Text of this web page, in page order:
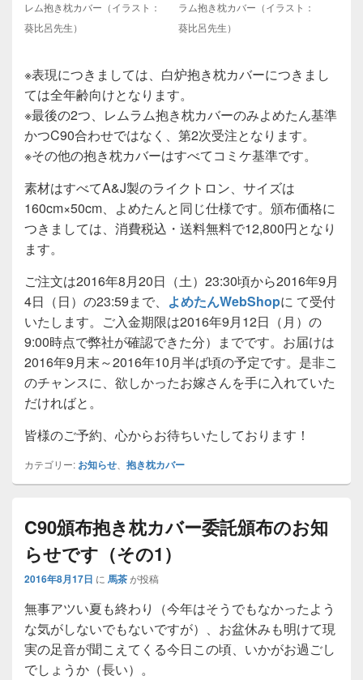
レム抱き枕カバー（イラスト：
葵比呂先生）
ラム抱き枕カバー（イラスト：
葵比呂先生）
※表現につきましては、白炉抱き枕カバーにつきまし
ては全年齢向けとなります。
※最後の2つ、レムラム抱き枕カバーのみよめたん基準
かつC90合わせではなく、第2次受注となります。
※その他の抱き枕カバーはすべてコミケ基準です。
素材はすべてA&J製のライクトロン、サイズは
160cm×50cm、よめたんと同じ仕様です。頒布価格に
つきましては、消費税込・送料無料で12,800円となり
ます。
ご注文は2016年8月20日（土）23:30頃から2016年9月
4日（日）の23:59まで、 よめたんWebShopに て受付
いたします。ご入金期限は2016年9月12日（月）の
9:00時点で弊社が確認できた分）までです。お届けは
2016年9月末～2016年10月半ば頃の予定です。是非こ
のチャンスに、欲しかったお嫁さんを手に入れていた
だければと。
皆様のご予約、心からお待ちいたしております！
カテゴリー: お知らせ 抱き枕カバー
C90頒布抱き枕カバー委託頒布のお知
らせです（その1）
2016年8月17日 に 馬茶が投稿
無事アツい夏も終わり（今年はそうでもなかったよう
な気がしないでもないですが）、お盆休みも明けて現
実の足音が聞こえてくる今日この頃、いかがお過ごし
でしょうか（長い）。